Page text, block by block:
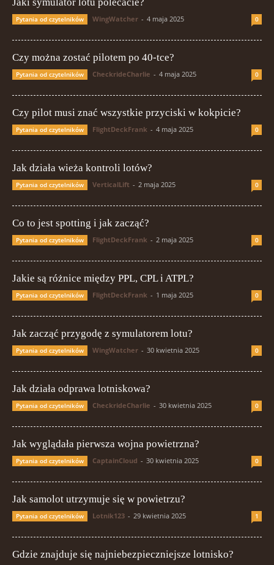
Pytania od czytelników WingWatcher - 4 maja 2025 0
Czy można zostać pilotem po 40-tce?
Pytania od czytelników CheckrideCharlie - 4 maja 2025 0
Czy pilot musi znać wszystkie przyciski w kokpicie?
Pytania od czytelników FlightDeckFrank - 4 maja 2025 0
Jak działa wieża kontroli lotów?
Pytania od czytelników VerticalLift - 2 maja 2025 0
Co to jest spotting i jak zacząć?
Pytania od czytelników FlightDeckFrank - 2 maja 2025 0
Jakie są różnice między PPL, CPL i ATPL?
Pytania od czytelników FlightDeckFrank - 1 maja 2025 0
Jak zacząć przygodę z symulatorem lotu?
Pytania od czytelników WingWatcher - 30 kwietnia 2025 0
Jak działa odprawa lotniskowa?
Pytania od czytelników CheckrideCharlie - 30 kwietnia 2025 0
Jak wyglądała pierwsza wojna powietrzna?
Pytania od czytelników CaptainCloud - 30 kwietnia 2025 0
Jak samolot utrzymuje się w powietrzu?
Pytania od czytelników Lotnik123 - 29 kwietnia 2025 1
Gdzie znajduje się najniebezpieczniejsze lotnisko?